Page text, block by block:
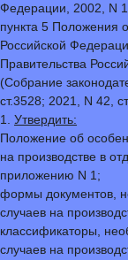
Федерации, 2002, N
пункта 5 Положения
Российской
Правительства
(Собрание
ст.3528; 2021, N 42,
1. Утвердить:
Положение об
на производстве в
приложению N 1;
формы документов,
случаев на
классификаторы,
случаев на